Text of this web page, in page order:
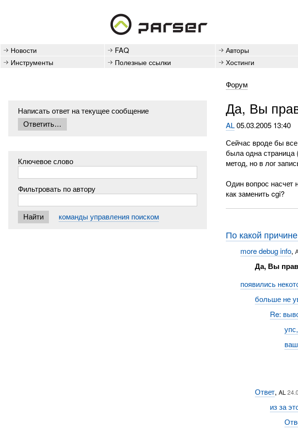
Новости FAQ Авторы
Инструменты
Полезные ссылки Хостинги
Форум
Написать ответ на текущее сообщение
Ключевое слово
Фильтровать по автору
команды управления поиском
Да, Вы
AL 05.03.2005 13:40
Сейчас вроде бы
была одна страница
метод, но в лог
Один вопрос насчет
как заменить cgi?
По какой
more debug info,
Да, Вы
появились
больше не
Re:
Ответ,AL
из за